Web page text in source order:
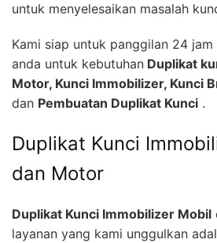
untuk menyelesaikan masalah
Kami siap untuk panggilan 24
anda untuk kebutuhan Duplikat
Motor, Kunci Immobilizer, Kunci
dan Pembuatan Duplikat Kunci .
Duplikat Kunci
dan Motor
Duplikat Kunci Immobilizer Mobil
layanan yang kami unggulkan